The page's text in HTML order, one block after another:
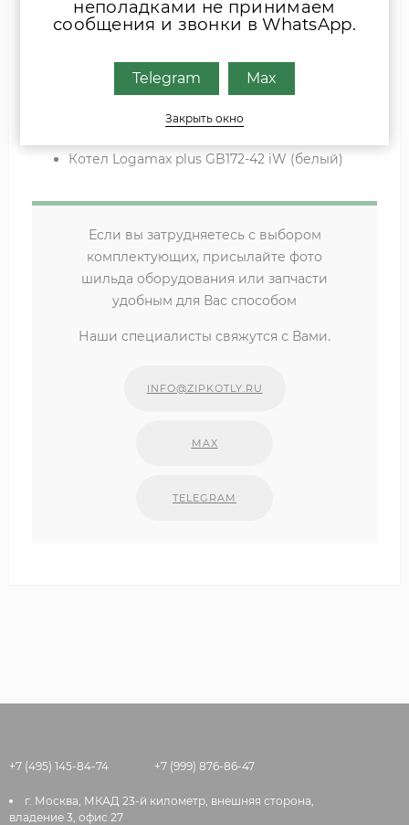
Котел настенный газовый GC7000iW 35
Котел настенный газовый GC7000iW 42
Котел настенный газовый GC7000iW 35
Котел настенный газовый GC7000iW 42
Котел Logamax plus GB172-30 iKW (белый)
Котел Logamax plus GB172-42 iW (белый)
Если вы затрудняетесь с выбором
комплектующих, присылайте фото
шильда оборудования или запчасти
удобным для Вас способом
Наши специалисты свяжутся с Вами.
INFO@ZIPKOTLY.RU
MAX
TELEGRAM
+7 (495) 145-84-74 +7 (999) 876-86-47
г. Москва, МКАД 23-й километр, внешняя сторона,
владение 3, офис 27
неполадками не принимаем
сообщения и звонки в WhatsApp.
Telegram Max
Закрыть окно